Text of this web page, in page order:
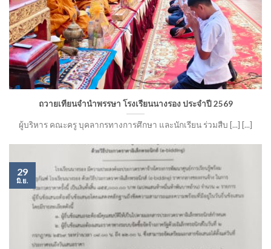
ถวายเทียนจำนำพรรษา โรงเรียนนางรอง ประจำปี 2569
ผู้บริหาร คณะครู บุคลากรทางการศึกษา และนักเรียน ร่วมสืบ [...] [...]
29
มิ.ย.